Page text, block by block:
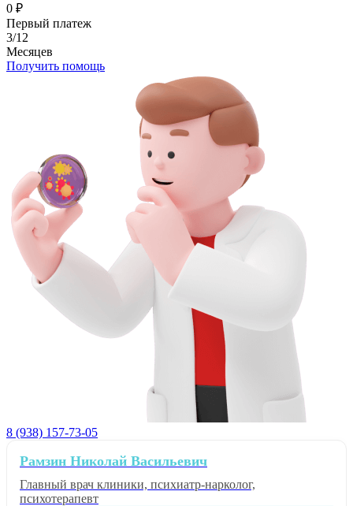
0 ₽
Первый платеж
3/12
Месяцев
Получить помощь
8 (938) 157-73-05
Рамзин Николай Васильевич
Главный врач клиники, психиатр-нарколог,
психотерапевт